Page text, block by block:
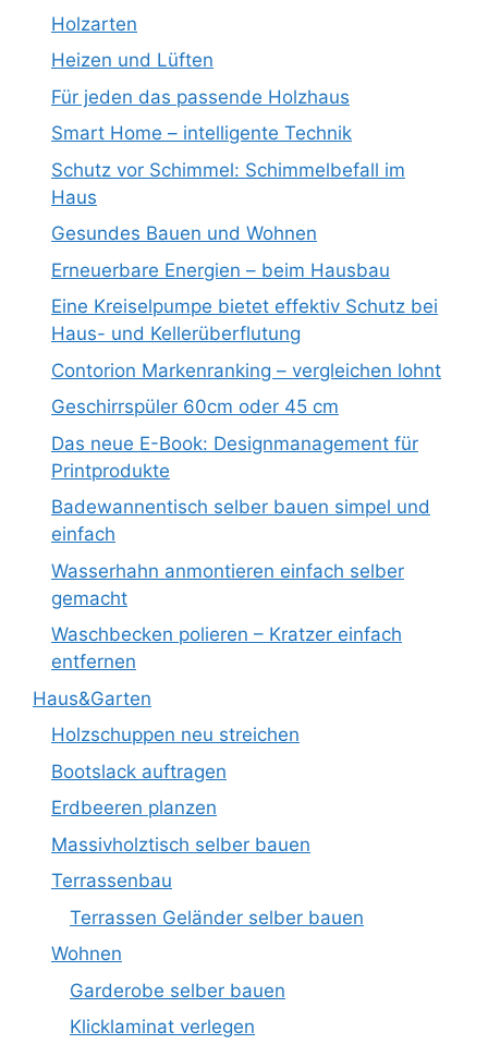
Holzarten
Heizen und Lüften
Für jeden das passende Holzhaus
Smart Home – intelligente Technik
Schutz vor Schimmel: Schimmelbefall im
Haus
Gesundes Bauen und Wohnen
Erneuerbare Energien – beim Hausbau
Eine Kreiselpumpe bietet effektiv Schutz bei
Haus- und Kellerüberflutung
Contorion Markenranking – vergleichen lohnt
Geschirrspüler 60cm oder 45 cm
Das neue E-Book: Designmanagement für
Printprodukte
Badewannentisch selber bauen simpel und
einfach
Wasserhahn anmontieren einfach selber
gemacht
Waschbecken polieren – Kratzer einfach
entfernen
Haus&Garten
Holzschuppen neu streichen
Bootslack auftragen
Erdbeeren planzen
Massivholztisch selber bauen
Terrassenbau
Terrassen Geländer selber bauen
Wohnen
Garderobe selber bauen
Klicklaminat verlegen